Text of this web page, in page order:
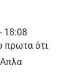
18:08
πρωτα ότι